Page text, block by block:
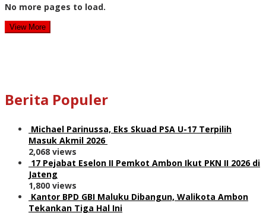
No more pages to load.
View More
Berita Populer
Michael Parinussa, Eks Skuad PSA U-17 Terpilih
Masuk Akmil 2026
2,068 views
17 Pejabat Eselon II Pemkot Ambon Ikut PKN II 2026 di
Jateng
1,800 views
Kantor BPD GBI Maluku Dibangun, Walikota Ambon
Tekankan Tiga Hal Ini